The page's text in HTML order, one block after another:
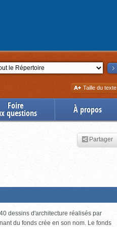
Augmenter
la
Taille du texte
Foire
questions À propos
Partager
dessins d'architecture réalisés par
du fonds crée en son nom. Le fonds